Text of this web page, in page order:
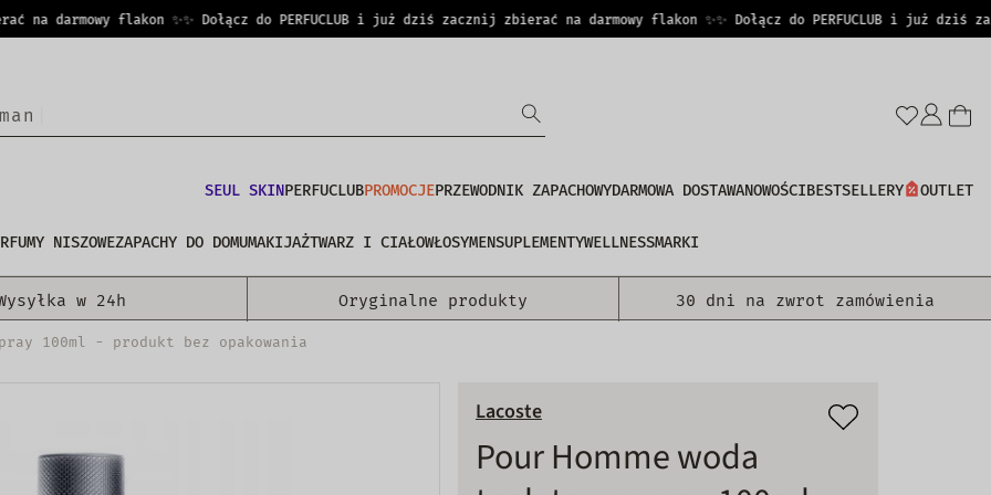
darmowy flakon ✨✨ Dołącz do PERFUCLUB i już dziś zacznij zbierać na darmowy flakon ✨✨ Dołącz do PERFUCLUB i już dziś
ma n
SEUL SKINPERFUCLUBPROMOCJEPRZEWODNIK ZAPACHOWYDARMOWA DOSTAWANOWOŚCIBESTSELLERY OUTLET
NISZOWEZAPACHY DO DOMUMAKIJAŻTWARZ I CIAŁOWŁOSYMENSUPLEMENTYWELLNESSMARKI
w 24h Oryginalne produkty 30 dni na zwrot zamówienia
100ml - produkt bez opakowania
Lacoste
Pour Homme woda